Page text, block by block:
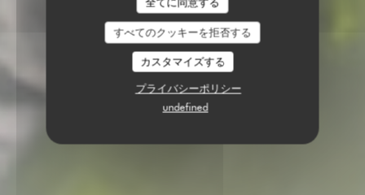
すべてのクッキーを拒否する
カスタマイズする
プライバシーポリシー
undefined